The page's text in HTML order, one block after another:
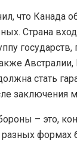
что Канада
Страна
стать
заключения
– это,
разных формах